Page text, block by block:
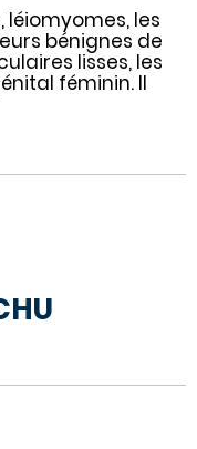
léiomyomes, les
bénignes de
lisses, les
féminin. Il